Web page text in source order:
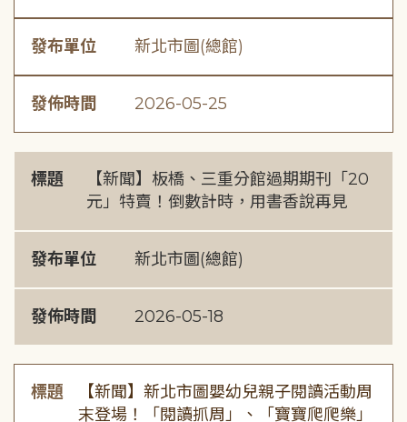
發布單位 新北市圖(總館)
發佈時間 2026-05-25
標題
【新聞】板橋、三重分館過期期刊「20
元」特賣！倒數計時，用書香說再見
發布單位 新北市圖(總館)
發佈時間 2026-05-18
標題
【新聞】新北市圖嬰幼兒親子閱讀活動周
末登場！「閱讀抓周」、「寶寶爬爬樂」